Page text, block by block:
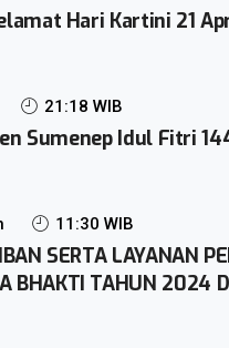
Hari Kartini 21
21:18 WIB
Sumenep Idul Fitri
11:30 WIB
SERTA LAYANAN
BHAKTI TAHUN 2024